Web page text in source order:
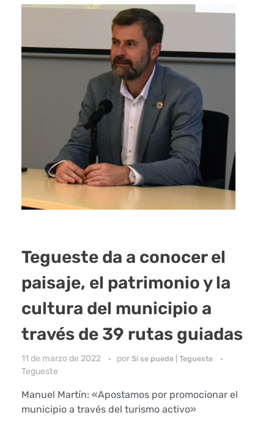
Tegueste da a conocer el
paisaje, el patrimonio y la
cultura del municipio a
través de 39 rutas guiadas
11 de marzo de 2022 por Sí se puede | Tegueste
Tegueste
Manuel Martín: «Apostamos por promocionar el
municipio a través del turismo activo»